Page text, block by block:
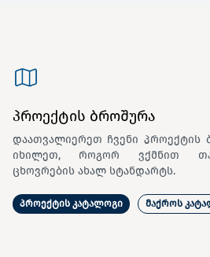
პროექტის ბროშურა
დაათვალიერეთ ჩვენი პროექტის
იხილეთ, როგორ ვქმნით
ცხოვრების ახალ სტანდარტს.
პროექტის კატალოგი მაქროს